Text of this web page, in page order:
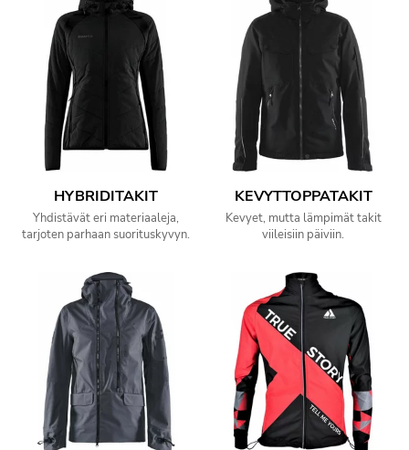
HYBRIDITAKIT
Yhdistävät eri materiaaleja,
tarjoten parhaan suorituskyvyn.
KEVYTTOPPATAKIT
Kevyet, mutta lämpimät takit
viileisiin päiviin.